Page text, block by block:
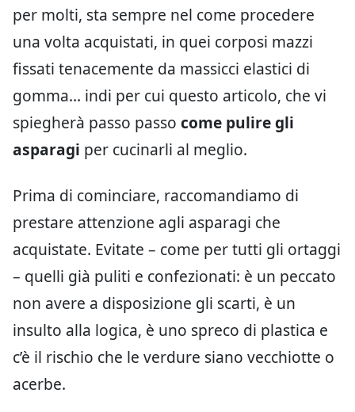
per molti, sta sempre nel come procedere
una volta acquistati, in quei corposi mazzi
fissati tenacemente da massicci elastici di
gomma… indi per cui questo articolo, che vi
spiegherà passo passo come pulire gli
asparagi per cucinarli al meglio.
Prima di cominciare, raccomandiamo di
prestare attenzione agli asparagi che
acquistate. Evitate – come per tutti gli ortaggi
– quelli già puliti e confezionati: è un peccato
non avere a disposizione gli scarti, è un
insulto alla logica, è uno spreco di plastica e
c’è il rischio che le verdure siano vecchiotte o
acerbe.